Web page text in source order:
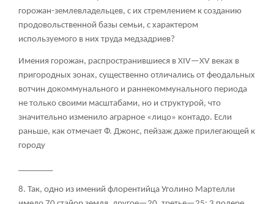
горожан-землевладельцев, с их стремлением к созданию
продовольственной базы семьи, с характером
используемого в них труда медзадриев?
Имения горожан, распространившиеся в XIV—XV веках в
пригородных зонах, существенно отличались от феодальных
вотчин докоммунального и раннекоммунального периода
не только своими масштабами, но и структурой, что
значительно изменило аграрное «лицо» контадо. Если
раньше, как отмечает Ф. Джонс, пейзаж даже прилегающей к
городу
8. Так, одно из имений флорентийца Уголино Мартелли